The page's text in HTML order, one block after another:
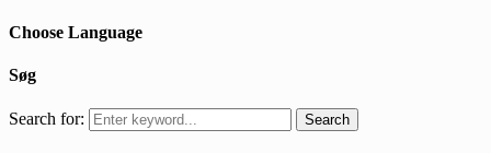
Choose Language
Søg
Search for: Search